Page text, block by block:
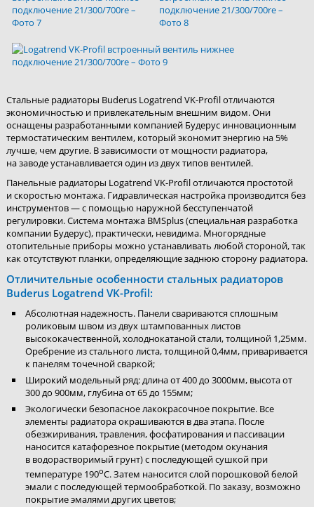
Стальные радиаторы Buderus Logatrend VK-Profil отличаются
экономичностью и привлекательным внешним видом. Они
оснащены разработанными компанией Будерус инновационным
термостатическим вентилем, который экономит энергию на 5%
лучше, чем другие. В зависимости от мощности радиатора,
на заводе устанавливается один из двух типов вентилей.
Панельные радиаторы Logatrend VK-Profil отличаются простотой
и скоростью монтажа. Гидравлическая настройка производится без
инструментов — с помощью наружной бесступенчатой
регулировки. Система монтажа BMSplus (специальная разработка
компании Будерус), практически, невидима. Многорядные
отопительные приборы можно устанавливать любой стороной, так
как отсутствуют планки, определяющие заднюю сторону радиатора.
Отличительные особенности стальных радиаторов
Buderus Logatrend VK-Profil:
Абсолютная надежность. Панели свариваются сплошным
роликовым швом из двух штампованных листов
высококачественной, холоднокатаной стали, толщиной 1,25мм.
Оребрение из стального листа, толщиной 0,4мм, приваривается
к панелям точечной сваркой;
Широкий модельный ряд: длина от 400 до 3000мм, высота от
300 до 900мм, глубина от 65 до 155мм;
Экологически безопасное лакокрасочное покрытие. Все
элементы радиатора окрашиваются в два этапа. После
обезжиривания, травления, фосфатирования и пассивации
наносится катафорезное покрытие (методом окунания
в водорастворимый грунт) с последующей сушкой при
температуре 190оС. Затем наносится слой порошковой белой
эмали с последующей термообработкой. По заказу, возможно
покрытие эмалями других цветов;